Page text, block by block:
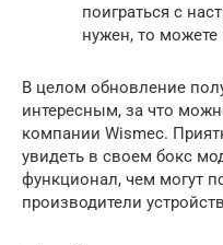
поиграться с
нужен, то
В целом обновление
интересным, за что
компании Wismec.
увидеть в своем бокс
функционал, чем могут
производители